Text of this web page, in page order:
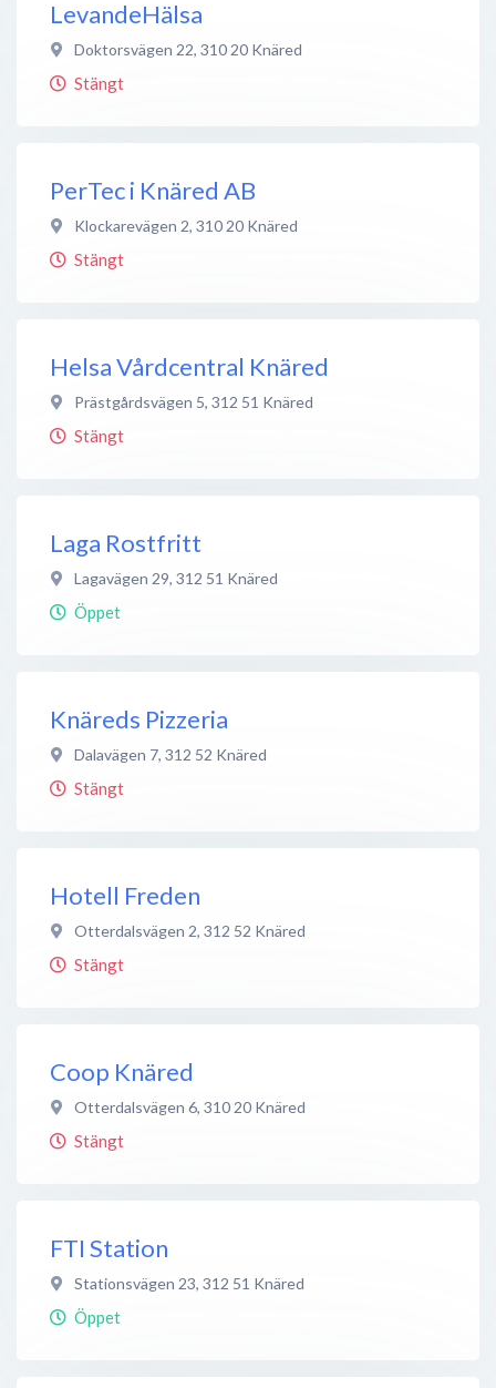
LevandeHälsa
Doktorsvägen 22, 310 20 Knäred
Stängt
PerTec i Knäred AB
Klockarevägen 2, 310 20 Knäred
Stängt
Helsa Vårdcentral Knäred
Prästgårdsvägen 5, 312 51 Knäred
Stängt
Laga Rostfritt
Lagavägen 29, 312 51 Knäred
Öppet
Knäreds Pizzeria
Dalavägen 7, 312 52 Knäred
Stängt
Hotell Freden
Otterdalsvägen 2, 312 52 Knäred
Stängt
Coop Knäred
Otterdalsvägen 6, 310 20 Knäred
Stängt
FTI Station
Stationsvägen 23, 312 51 Knäred
Öppet